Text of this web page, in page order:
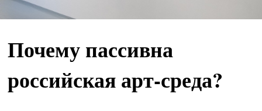
Почему пассивна
российская арт-среда?